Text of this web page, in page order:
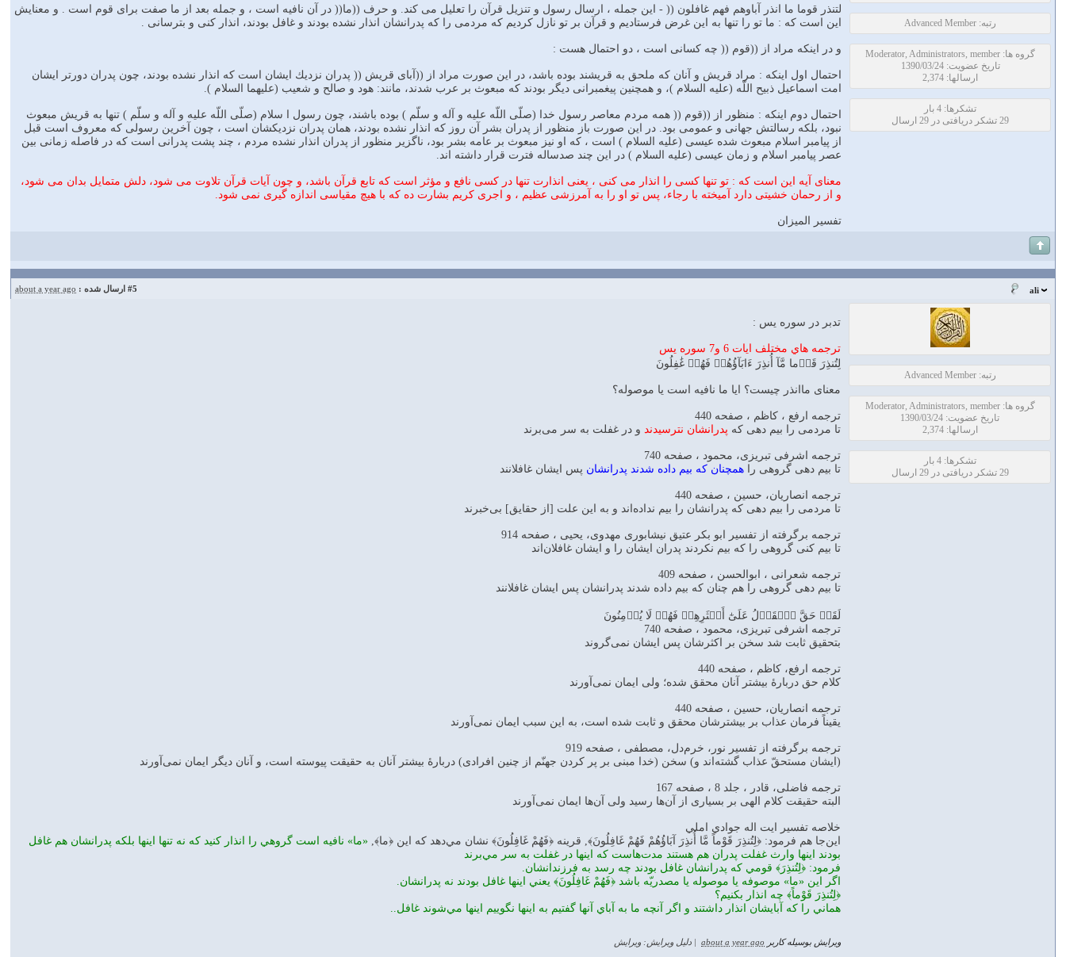
رتبه: Advanced Member
گروه ها: Moderator, Administrators, member
تاریخ عضویت: 1390/03/24
ارسالها: 2,374
تشکرها: 4 بار
29 تشکر دریافتی در 29 ارسال
لتنذر قوما ما انذر آباوهم فهم غافلون (( - اين جمله ، ارسال رسول و تنزيل قرآن را تعليل مى كند. و حرف ((ما(( در آن نافيه است ، و جمله بعد از ما صفت براى قوم است . و معنايش
اين است كه : ما تو را تنها به اين غرض فرستاديم و قرآن بر تو نازل كرديم كه مردمى را كه پدرانشان انذار نشده بودند و غافل بودند، انذار كنى و بترسانى .
و در اينكه مراد از ((قوم (( چه كسانى است ، دو احتمال هست :
احتمال اول اينكه : مراد قريش و آنان كه ملحق به قريشند بوده باشد، در اين صورت مراد از ((آباى قريش (( پدران نزديك ايشان است كه انذار نشده بودند، چون پدران دورتر ايشان
امت اسماعيل ذبيح اللّه (عليه السلام )، و همچنين پيغمبرانى ديگر بودند كه مبعوث بر عرب شدند، مانند: هود و صالح و شعيب (عليهما السلام ).
احتمال دوم اينكه : منظور از ((قوم (( همه مردم معاصر رسول خدا (صلّى اللّه عليه و آله و سلّم ) بوده باشند، چون رسول ا سلام (صلّى اللّه عليه و آله و سلّم ) تنها به قريش مبعوث
نبود، بلكه رسالتش جهانى و عمومى بود. در اين صورت باز منظور از پدران بشر آن روز كه انذار نشده بودند، همان پدران نزديكشان است ، چون آخرين رسولى كه معروف است قبل
از پيامبر اسلام مبعوث شده عيسى (عليه السلام ) است ، كه او نيز مبعوث بر عامه بشر بود، ناگزير منظور از پدران انذار نشده مردم ، چند پشت پدرانى است كه در فاصله زمانى بين
عصر پيامبر اسلام و زمان عيسى (عليه السلام ) در اين چند صدساله فترت قرار داشته اند.
معناى آيه اين است كه : تو تنها كسى را انذار مى كنى ، يعنى انذارت تنها در كسى نافع و مؤثر است كه تابع قرآن باشد، و چون آيات قرآن تلاوت مى شود، دلش متمايل بدان مى شود،
و از رحمان خشيتى دارد آميخته با رجاء، پس تو او را به آمرزشى عظيم ، و اجرى كريم بشارت ده كه با هيچ مقياسى اندازه گيرى نمى شود.
تفسير الميزان
ali
#5 ارسال شده : about a year ago
رتبه: Advanced Member
گروه ها: Moderator, Administrators, member
تاریخ عضویت: 1390/03/24
ارسالها: 2,374
تشکرها: 4 بار
29 تشکر دریافتی در 29 ارسال
تدبر در سوره يس :
ترجمه هاي مختلف ايات 6 و7 سوره يس
لِتُنذِرَ قَوۡما مَّآ أُنذِرَ ءَابَآؤُهُمۡ فَهُمۡ غَٰفِلُونَ
معنای ماانذر چیست؟ ایا ما نافیه است یا موصوله؟
ترجمه ارفع ، کاظم ، صفحه 440
تا مردمى را بيم دهى كه پدرانشان نترسيدند و در غفلت به سر مى‌برند
ترجمه اشرفی تبریزی، محمود ، صفحه 740
تا بيم دهى گروهى را همچنان كه بيم داده شدند پدرانشان پس ايشان غافلانند
ترجمه انصاریان، حسین ، صفحه 440
تا مردمى را بيم دهى كه پدرانشان را بيم نداده‌اند و به اين علت [از حقايق] بى‌خبرند
ترجمه برگرفته از تفسیر ابو بکر عتیق نیشابوری مهدوی، یحیی ، صفحه 914
تا بيم كنى گروهى را كه بيم نكردند پدران ايشان را و ايشان غافلان‌اند
ترجمه شعرانی ، ابوالحسن ، صفحه 409
تا بيم دهى گروهى را هم چنان كه بيم داده شدند پدرانشان پس ايشان غافلانند
لَقَدۡ حَقَّ ٱلۡقَوۡلُ عَلَىٰٓ أَكۡثَرِهِمۡ فَهُمۡ لَا يُؤۡمِنُونَ
ترجمه اشرفی تبریزی، محمود ، صفحه 740
بتحقيق ثابت شد سخن بر اكثرشان پس ايشان نمى‌گروند
ترجمه ارفع، کاظم ، صفحه 440
كلام حق دربارۀ بيشتر آنان محقق شده؛ ولى ايمان نمى‌آورند
ترجمه انصاریان، حسین ، صفحه 440
يقيناً فرمان عذاب بر بيشترشان محقق و ثابت شده است، به اين سبب ايمان نمى‌آورند
ترجمه برگرفته از تفسير نور، خرم‌دل، مصطفی ، صفحه 919
(ايشان مستحقّ عذاب گشته‌اند و) سخن (خدا مبنى بر پر كردن جهنّم از چنين افرادى) دربارۀ بيشتر آنان به حقيقت پيوسته است، و آنان ديگر ايمان نمى‌آورند
ترجمه فاضلی، قادر ، جلد 8 ، صفحه 167
البته حقيقت كلام الهى بر بسيارى از آن‌ها رسيد ولى آن‌ها ايمان نمى‌آورند
خلاصه تفسير ايت اله جوادي املي
اين‌جا هم فرمود: ﴿لِتُنذِرَ قَوْماً مَّا أُنذِرَ آبَاؤُهُمْ فَهُمْ غَافِلُونَ﴾, قرينه ﴿فَهُمْ غَافِلُونَ﴾ نشان مي‌دهد كه اين ﴿ما﴾, «ما» نافيه است گروهي را انذار كنيد كه نه تنها اينها بلكه پدرانشان هم غافل
بودند اينها وارث غفلت پدران هم هستند مدت‌هاست كه اينها در غفلت به سر مي‌برند
فرمود: ﴿لِتُنذِرَ﴾ قومي كه پدرانشان غافل بودند چه رسد به فرزندانشان.
اگر اين «ما» موصوفه يا موصوله يا مصدريّه باشد ﴿فَهُمْ غَافِلُونَ﴾ يعني اينها غافل بودند نه پدرانشان.
﴿لِتُنذِرَ قَوْماً﴾ چه انذار بكنيم؟
هماني را كه آبايشان انذار داشتند و اگر آنچه ما به آباي آنها گفتيم به اينها نگوييم اينها مي‌شوند غافل..
ویرایش بوسیله کاربر about a year ago دلیل ویرایش: ویرایش